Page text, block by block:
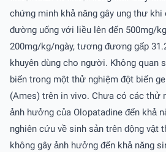
chứng minh khả năng gây ung thư khi
đường uống với liều lên đến 500mg/
200mg/kg/ngày, tương đương gấp
khuyên dùng cho người. Không quan
biến trong một thử nghiệm đột biến
(Ames) trên in vivo. Chưa có các thử
ảnh hưởng của Olopatadine đến khả
nghiên cứu về sinh sản trên động vật
không gây ảnh hưởng đến khả năng